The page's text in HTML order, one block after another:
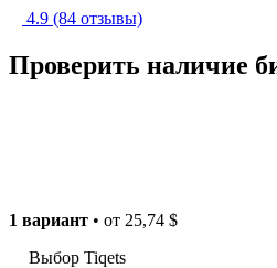
4.9 (84 отзывы)
Проверить наличие
1 вариант • от 25,74 $
Выбор Tiqets